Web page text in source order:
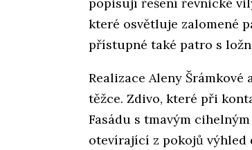
které osvětluje zalomené
přístupné také patro s
Realizace Aleny
těžce. Zdivo, které při
Fasádu s tmavým
otevírající z pokojů výhled